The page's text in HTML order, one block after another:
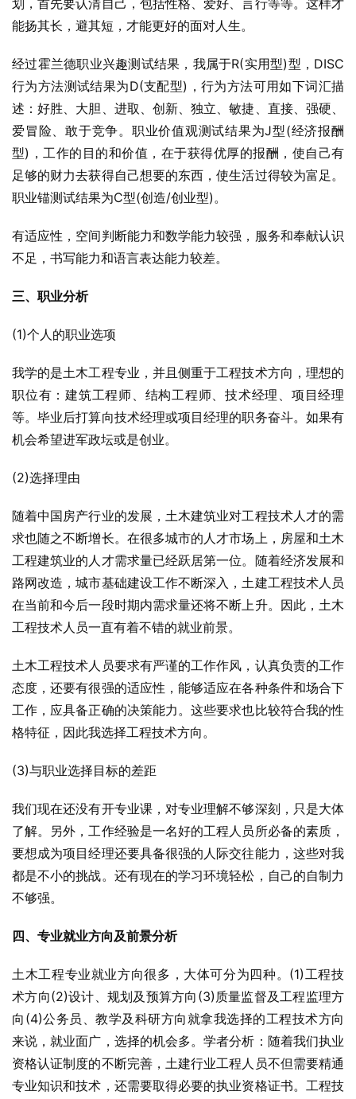
划，首先要认清自己，包括性格、爱好、言行等等。这样才
能扬其长，避其短，才能更好的面对人生。
经过霍兰德职业兴趣测试结果，我属于R(实用型)型，DISC
行为方法测试结果为D(支配型)，行为方法可用如下词汇描
述：好胜、大胆、进取、创新、独立、敏捷、直接、强硬、
爱冒险、敢于竞争。职业价值观测试结果为J型(经济报酬
型)，工作的目的和价值，在于获得优厚的报酬，使自己有
足够的财力去获得自己想要的东西，使生活过得较为富足。
职业锚测试结果为C型(创造/创业型)。
有适应性，空间判断能力和数学能力较强，服务和奉献认识
不足，书写能力和语言表达能力较差。
三、职业分析
(1)个人的职业选项
我学的是土木工程专业，并且侧重于工程技术方向，理想的
职位有：建筑工程师、结构工程师、技术经理、项目经理
等。毕业后打算向技术经理或项目经理的职务奋斗。如果有
机会希望进军政坛或是创业。
(2)选择理由
随着中国房产行业的发展，土木建筑业对工程技术人才的需
求也随之不断增长。在很多城市的人才市场上，房屋和土木
工程建筑业的人才需求量已经跃居第一位。随着经济发展和
路网改造，城市基础建设工作不断深入，土建工程技术人员
在当前和今后一段时期内需求量还将不断上升。因此，土木
工程技术人员一直有着不错的就业前景。
土木工程技术人员要求有严谨的工作作风，认真负责的工作
态度，还要有很强的适应性，能够适应在各种条件和场合下
工作，应具备正确的决策能力。这些要求也比较符合我的性
格特征，因此我选择工程技术方向。
(3)与职业选择目标的差距
我们现在还没有开专业课，对专业理解不够深刻，只是大体
了解。另外，工作经验是一名好的工程人员所必备的素质，
要想成为项目经理还要具备很强的人际交往能力，这些对我
都是不小的挑战。还有现在的学习环境轻松，自己的自制力
不够强。
四、专业就业方向及前景分析
土木工程专业就业方向很多，大体可分为四种。(1)工程技
术方向(2)设计、规划及预算方向(3)质量监督及工程监理方
向(4)公务员、教学及科研方向就拿我选择的工程技术方向
来说，就业面广，选择的机会多。学者分析：随着我们执业
资格认证制度的不断完善，土建行业工程人员不但需要精通
专业知识和技术，还需要取得必要的执业资格证书。工程技